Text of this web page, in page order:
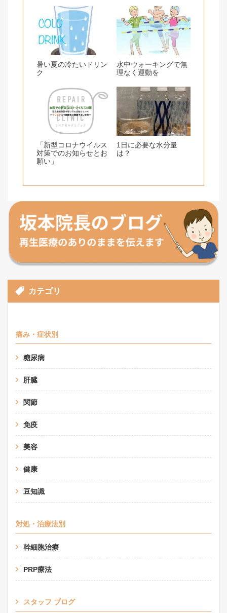
暑い夏の冷たいドリン
ク
水中ウォーキングで無
理なく運動を
「新型コロナウイルス
対策でのお知らせとお
願い」
1日に必要な水分量
は？
カテゴリ
痛み・症状別
糖尿病
肝臓
関節
免疫
美容
健康
豆知識
対処・治療法別
幹細胞治療
PRP療法
スタッフ ブログ